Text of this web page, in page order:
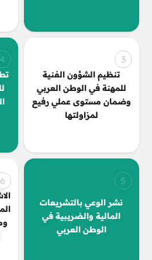
3
تنظيم الشؤون الفنية
للمهنة في الوطن العربي
وضمان مستوى عملي رفيع
لمزاولتها
4
5
نشر الوعي بالتشريعات
المالية والضريبية في
الوطن العربي
6